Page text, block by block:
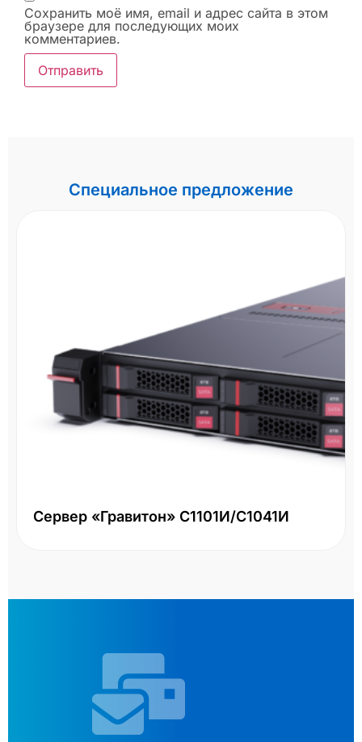
Сохранить моё имя, email и адрес сайта в этом
браузере для последующих моих
комментариев.
Специальное предложение
Сервер «Гравитон» С1101И/С1041И